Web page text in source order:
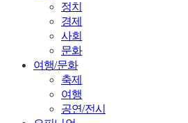
정치
경제
사회
문화
여행/문화
축제
여행
공연/전시